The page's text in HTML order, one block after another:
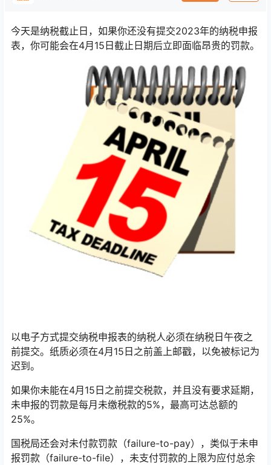
今天是纳税截止日，如果你还没有提交2023年的纳税申报
表，你可能会在4月15日截止日期后立即面临昂贵的罚款。
以电子方式提交纳税申报表的纳税人必须在纳税日午夜之
前提交。纸质必须在4月15日之前盖上邮戳，以免被标记为
迟到。
如果你未能在4月15日之前提交税款，并且没有要求延期，
未申报的罚款是每月未缴税款的5%，最高可达总额的
25%。
国税局还会对未付款罚款（failure-to-pay），类似于未申
报罚款（failure-to-file），未支付罚款的上限为应付总余